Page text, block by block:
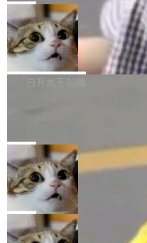
给 OpenAI 总法律顾问 Che
件，附了一封长信，要求
果员工带走机密信...
你的，AI写AI的，同屏协作互
AI帮你干活，现在开启全新体
体验WorkBuddy鸿蒙PC版前
atePad Edge 升级至
P9 patch03及以上版本。 *升
布了 9.0 版本。这个版本除了
处理能力和硬件加速支持之外
处：FFmpeg 9.0 的代号是
来自中国开发者雷霄骅（Lei
很多中国音视频开发者而言，
“启蒙老师”。 而今年，恰好是
年。FFmpeg 社区最终选择用
字，留下了这份纪念。 雷霄骅
数字电视技术方向的博士生，
频技...
局
亚马逊成本失控：AI 写代码
万元，超预算 860%
外媒近日曝光了亚马逊的多份
导致公司在多个项目上超支。
编写程序，目标是完成电商平
列表的数据匹配 —— 一项常规
务，最终却产生了 180 万美元
超出原定预算 860%。 更令人
最终并未成功落地，而高额算
达 5 个月，公司直到财务对账
白开水不加糖
e CEO Clément Delangue 在
没有拐弯抹角。他说中国正在
且按目前的速度，中国 AI 工具
2027 年就能追上美国前沿实
ngue 把原因归结为一件事：
AI 开发者在一个共享和协作
局
当 AI agent 把源码变成了最
统，开发者工具必须开源
五年前，David Crawshaw 问
一个问题：你写过什么给自己
乎都是没有。工程师们整天用
局